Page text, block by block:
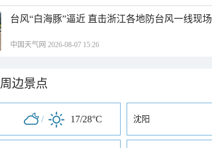
台风“白海豚”逼近 直击浙江各地防台风一线现场
中国天气网 2026-08-07 15:26
周边景点
/ 17/28°C 沈阳